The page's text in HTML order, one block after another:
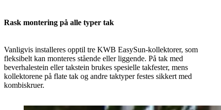
Rask montering på alle typer tak
Vanligvis installeres opptil tre KWB EasySun-kollektorer, som
fleksibelt kan monteres stående eller liggende. På tak med
beverhalestein eller takstein brukes spesielle takfester, mens
kollektorene på flate tak og andre taktyper festes sikkert med
kombiskruer.